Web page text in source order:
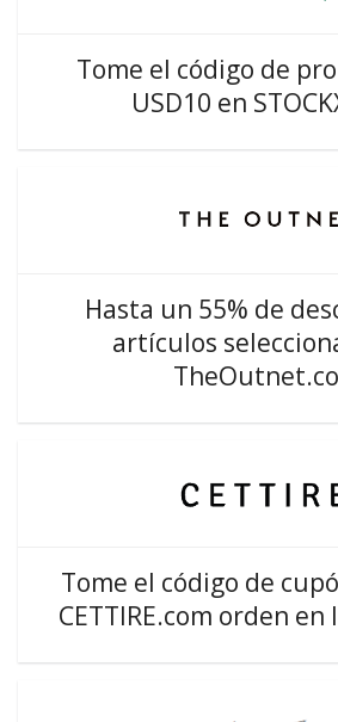
Tome el código de
USD10 en
Hasta un 55% de
artículos
Tome el código de
CETTIRE.com orden